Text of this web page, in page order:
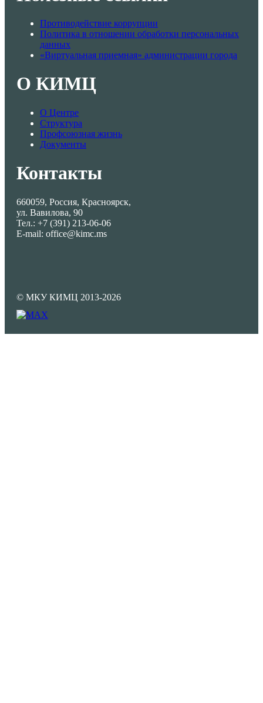
Противодействие коррупции
Политика в отношении обработки персональных
данных
«Виртуальная приемная» администрации города
О КИМЦ
О Центре
Структура
Профсоюзная жизнь
Документы
Контакты
660059, Россия, Красноярск,
ул. Вавилова, 90
Тел.: +7 (391) 213-06-06
E-mail: office@kimc.ms
© МКУ КИМЦ 2013-2026